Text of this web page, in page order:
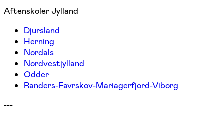
Aftenskoler Jylland
Djursland
Herning
Nordals
Nordvestjylland
Odder
Randers-Favrskov-Mariagerfjord-Viborg
---